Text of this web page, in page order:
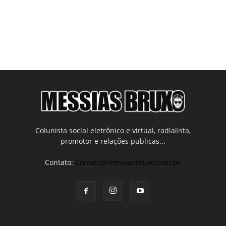
Colunista social eletrônico e virtual, radialista,
promotor e relações publicas...
Contato: Contato@messiasbruxo.com.br